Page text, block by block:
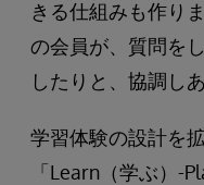
きる仕組みも作り
の会員が、質問を
したりと、協調し
学習体験の設計を
「Learn（学ぶ）-